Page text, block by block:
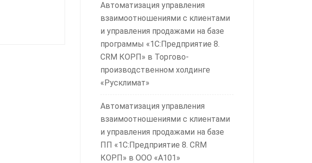
Автоматизация управления
взаимоотношениями с клиентами
и управления продажами на базе
программы «1С:Предприятие 8.
CRM КОРП» в Торгово-
производственном холдинге
«Русклимат»
Автоматизация управления
взаимоотношениями с клиентами
и управления продажами на базе
ПП «1С:Предприятие 8. CRM
КОРП» в ООО «А101»